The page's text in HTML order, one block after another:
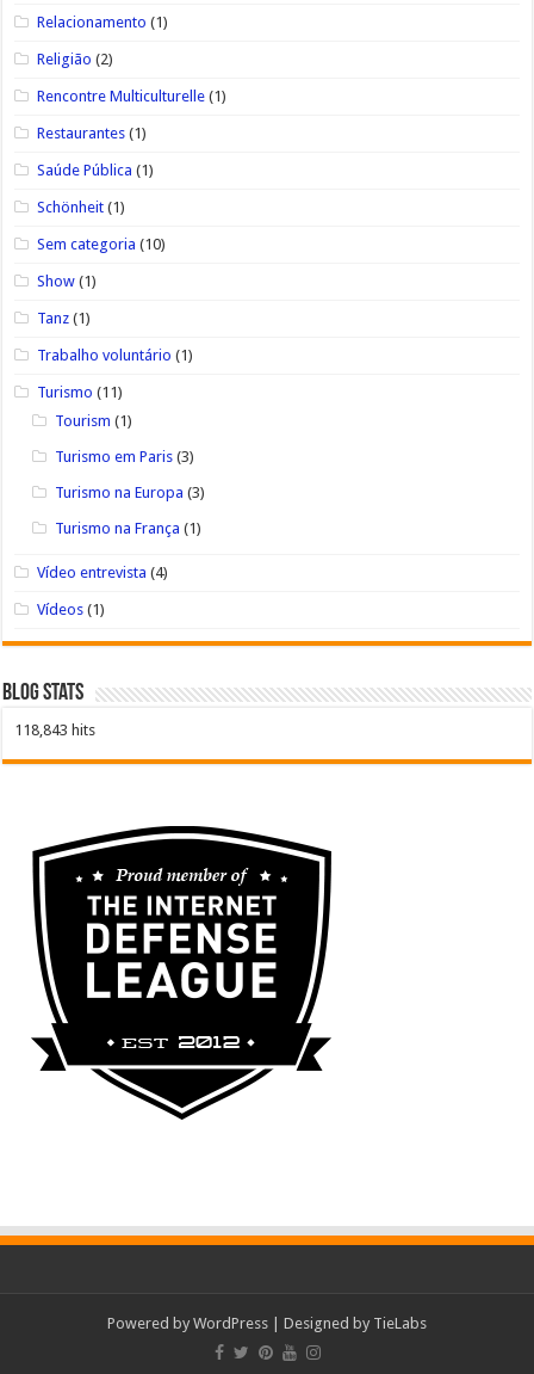
Relacionamento (1)
Religião (2)
Rencontre Multiculturelle (1)
Restaurantes (1)
Saúde Pública (1)
Schönheit (1)
Sem categoria (10)
Show (1)
Tanz (1)
Trabalho voluntário (1)
Turismo (11)
Tourism (1)
Turismo em Paris (3)
Turismo na Europa (3)
Turismo na França (1)
Vídeo entrevista (4)
Vídeos (1)
Blog Stats
118,843 hits
Powered by WordPress | Designed by TieLabs